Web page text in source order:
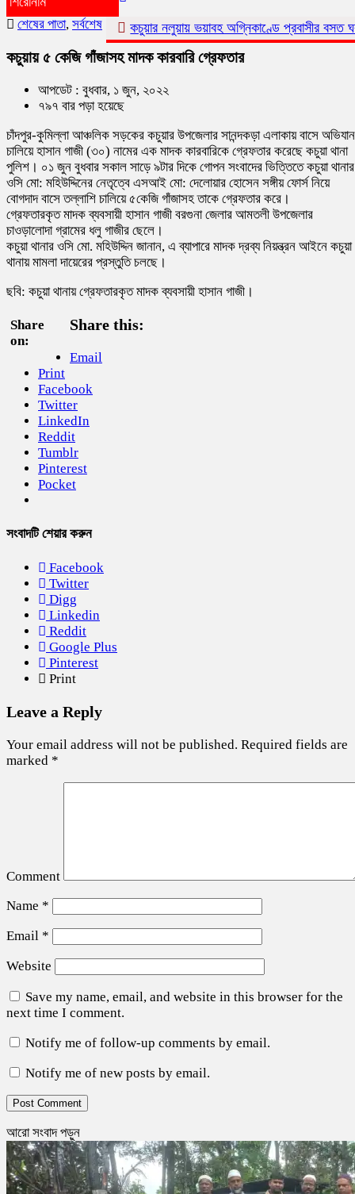
কচুয়ার নলুয়ায় ভয়াবহ অগ্নিকাণ্ডে প্রবাসীর বসত ঘর পুড়ে
শেষের পাতা, সর্বশেষ
কচুয়ায় ৫ কেজি গাঁজাসহ মাদক কারবারি গ্রেফতার
আপডেট : বুধবার, ১ জুন, ২০২২
৭৯৭ বার পড়া হয়েছে
চাঁদপুর-কুমিল্লা আঞ্চলিক সড়কের কচুয়ার উপজেলার সানন্দকড়া এলাকায় বাসে অভিযান
চালিয়ে হাসান গাজী (৩০) নামের এক মাদক কারবারিকে গ্রেফতার করেছে কচুয়া থানা
পুলিশ। ০১ জুন বুধবার সকাল সাড়ে ৯টার দিকে গোপন সংবাদের ভিত্তিতে কচুয়া থানার
ওসি মো: মহিউদ্দিনের নেতৃত্বে এসআই মো: দেলোয়ার হোসেন সঙ্গীয় ফোর্স নিয়ে
বোগদাদ বাসে তল্লাশি চালিয়ে ৫কেজি গাঁজাসহ তাকে গ্রেফতার করে।
গ্রেফতারকৃত মাদক ব্যবসায়ী হাসান গাজী বরগুনা জেলার আমতলী উপজেলার
চাওড়ালোদা গ্রামের ধলু গাজীর ছেলে।
কচুয়া থানার ওসি মো. মহিউদ্দিন জানান, এ ব্যাপারে মাদক দ্রব্য নিয়ন্ত্রন আইনে কচুয়া
থানায় মামলা দায়েরের প্রস্তুতি চলছে।
ছবি: কচুয়া থানায় গ্রেফতারকৃত মাদক ব্যবসায়ী হাসান গাজী।
Share
on:
Share this:
Email
Print
Facebook
Twitter
LinkedIn
Reddit
Tumblr
Pinterest
Pocket
সংবাদটি শেয়ার করুন
Facebook
Twitter
Digg
Linkedin
Reddit
Google Plus
Pinterest
Print
Leave a Reply
Your email address will not be published. Required fields are
marked *
Comment
Name *
Email *
Website
Save my name, email, and website in this browser for the
next time I comment.
Notify me of follow-up comments by email.
Notify me of new posts by email.
আরো সংবাদ পড়ুন